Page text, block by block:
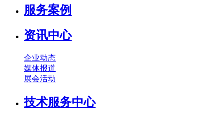
服务案例
资讯中心
企业动态
媒体报道
展会活动
技术服务中心